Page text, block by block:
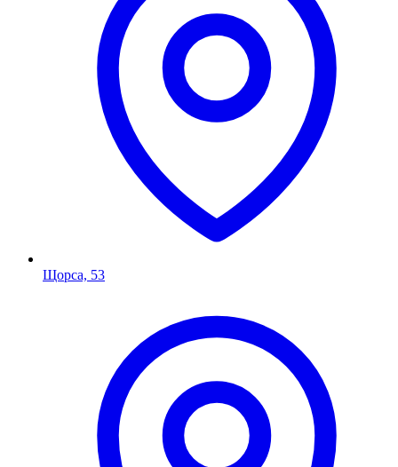
Щорса, 53